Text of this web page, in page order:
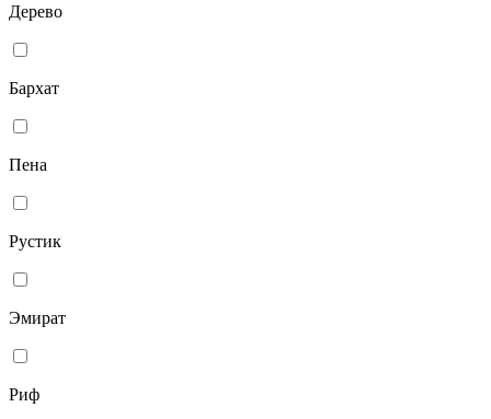
Дерево
Бархат
Пена
Рустик
Эмират
Риф